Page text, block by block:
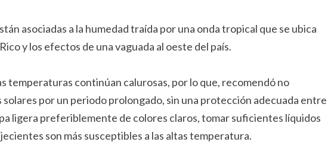
asociadas a la humedad traída por una onda tropical que se ubica
y los efectos de una vaguada al oeste del país.
temperaturas continúan calurosas, por lo que, recomendó no
por un periodo prolongado, sin una protección adecuada entre
ligera preferiblemente de colores claros, tomar suficientes líquidos
son más susceptibles a las altas temperatura.